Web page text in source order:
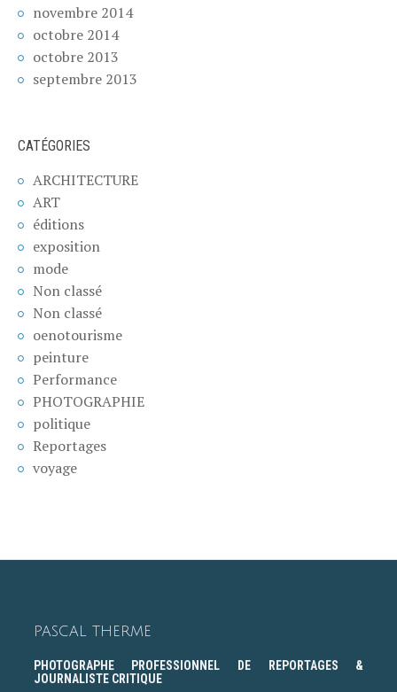
novembre 2014
octobre 2014
octobre 2013
septembre 2013
CATÉGORIES
ARCHITECTURE
ART
éditions
exposition
mode
Non classé
Non classé
oenotourisme
peinture
Performance
PHOTOGRAPHIE
politique
Reportages
voyage
PASCAL THERME
PHOTOGRAPHE PROFESSIONNEL DE REPORTAGES &
JOURNALISTE CRITIQUE